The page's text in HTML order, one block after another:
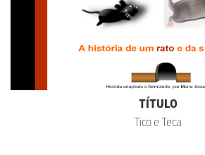
TÍTULO
Tico e Teca